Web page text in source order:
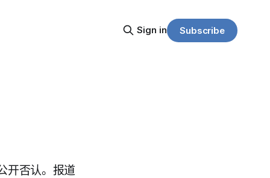
Sign in Subscribe
开否认。报道